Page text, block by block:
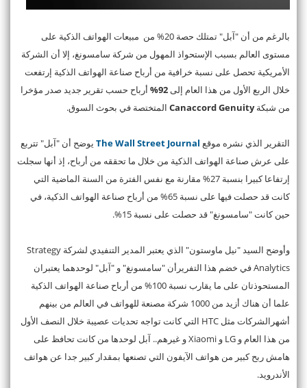
بالرغم من أن "آبل" تمتلك حصة 20% من مبيعات الهواتف الذكية على
مستوى العالم بسبب الإستحواذ المهول من شركة سامسونغ، إلا أن الشركة
الأمريكية تحصل على نسبة خرافية من أرباح صناعة الهواتف الذكية إرتفعت
خلال الربع الأول من هذا العام إلى92%
أرباح حسب تقرير جديد صدر مؤخرا
من شبكةCanaccord Genuity المتختصة في بحوث السوق.
التقرير الذي نشره موقع The Wall Street Journal يوضح أن "آبل" تتربع
على عرش صناعة الهواتف الذكية من خلال ما تحققه من أرباح، إذ أنها سجلت
إرتفاعا كبيرا بنسبة 27% مقارنة مع نفس الفترة من السنة الماضية التي
كانت قد حصلت فيها على نسبة 65% من أرباح صناعة الهواتف الذكية، في
حين كانت "سامسونغ" قد حصلت على نسبة 15%.
وأوضح السيد "نيل ماوستون" الذي يعتبر المدير التنفيدي لشركة Strategy
Analytics في خضم هذا التفريرأن "سامسونغ" و "آبل" لوحدهما يعتبران
المستحوذتان على ما يقارب نسبة 100% من أرباح صناعة الهواتف الذكية
علما أن هناك أزيد من 1000 شركة مصنعة للهواتف في العالم من بينهم
أشهرالشركات مثل HTC التي كانت تواجه تحديات عصيبة خلال النصف الأول
من هذا العام و LG و Xiaomi و غيرهم.. آبل لوحدها من كانت تحافظ على
هامش ربح كبير من هواتف الآيفون التي تصنعها بمقدار كبير جدا عن هواتف
الأندرويد.